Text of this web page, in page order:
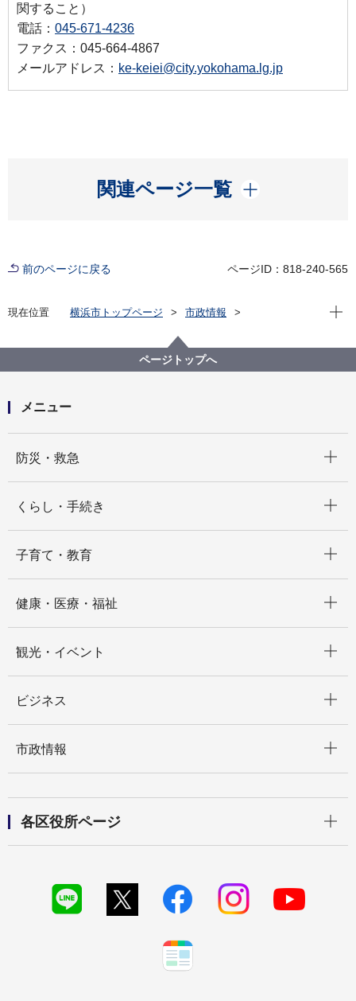
関すること）
電話： 045-671-4236
ファクス：045-664-4867
メールアドレス： ke-keiei@city.yokohama.lg.jp
関連ページ一覧
開く
前のページに戻る ページID：818-240-565
現在位置 横浜市トップページ
市政情報
LINE公式アカウント
横浜市LINE公式アカウントの使い方
現在
ページトップへ
メニュー
防災・救急
くらし・手続き
子育て・教育
健康・医療・福祉
観光・イベント
ビジネス
市政情報
各区役所ページ